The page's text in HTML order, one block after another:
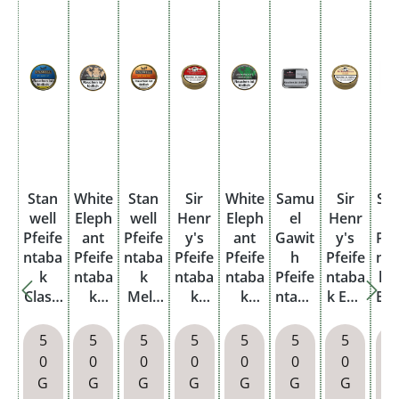
Stan
well
Pfeife
ntaba
k
Classi
Dose
5
0
G
White
Eleph
ant
Pfeife
ntaba
k
a
Dose
5
0
G
Stan
well
Pfeife
ntaba
k
Mela
Dose
5
0
G
Sir
Henr
y's
Pfeife
ntaba
k
uess
Dose
5
0
G
White
Eleph
ant
Pfeife
ntaba
k
geti
Dose
5
0
G
Samu
el
Gawit
h
Pfeife
ntaba
C.
Cave
ndish
Dose
5
0
G
Sir
Henr
y's
Pfeife
ntaba
k Earl
5
0
G
k